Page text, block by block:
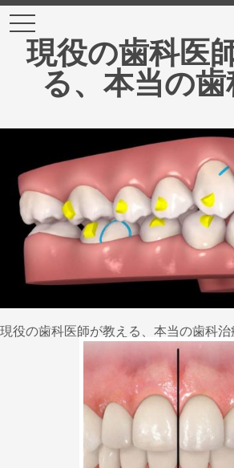
現役の歯科医
る、本当の
t
o
g
i
i
o
n
現役の歯科医師が教える、本当の歯科治
【正しい咬み
せ】って、ど
咬み合わせ？
2020年1月8日
nukadent